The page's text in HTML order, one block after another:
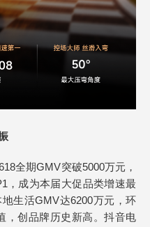
全期GMV突破5000万元，
，成为本届大促品类增速最
生活GMV达6200万元，环
，创品牌历史新高。抖音电